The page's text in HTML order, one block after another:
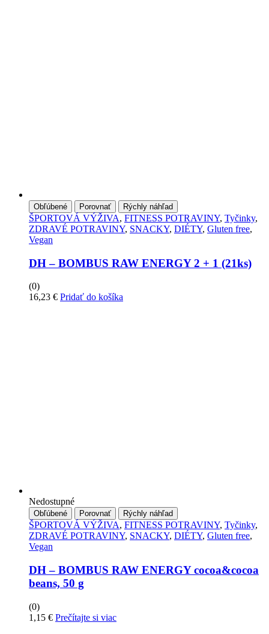
Obľúbené Porovnať Rýchly náhľad
ŠPORTOVÁ VÝŽIVA, FITNESS POTRAVINY, Tyčinky,
ZDRAVÉ POTRAVINY, SNACKY, DIÉTY, Gluten free,
Vegan
DH – BOMBUS RAW ENERGY 2 + 1 (21ks)
(0)
16,23 € Pridať do košíka
Nedostupné
Obľúbené Porovnať Rýchly náhľad
ŠPORTOVÁ VÝŽIVA, FITNESS POTRAVINY, Tyčinky,
ZDRAVÉ POTRAVINY, SNACKY, DIÉTY, Gluten free,
Vegan
DH – BOMBUS RAW ENERGY cocoa&cocoa
beans, 50 g
(0)
1,15 € Prečítajte si viac